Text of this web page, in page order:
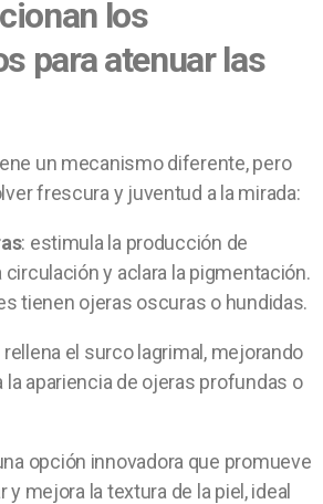
los
para atenuar las
un mecanismo diferente, pero
frescura y juventud a la mirada:
: estimula la producción de
circulación y aclara la pigmentación.
tienen ojeras oscuras o hundidas.
rellena el surco lagrimal, mejorando
apariencia de ojeras profundas o
opción innovadora que promueve
y mejora la textura de la piel, ideal